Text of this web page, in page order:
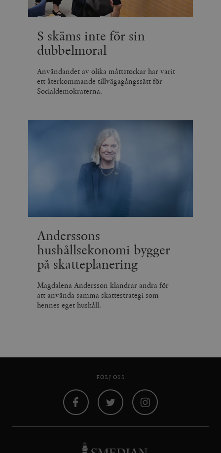
S skäms inte för sin
dubbelmoral
Användandet av olika måttstockar har varit
ett återkommande tillvägagångssätt för
Socialdemokraterna.
Anderssons
hushållsekonomi bygger
på skatteplanering
Magdalena Andersson klandrar andra för
att använda samma skattestrategi som
hennes eget hushåll.
FÖLJ OSS